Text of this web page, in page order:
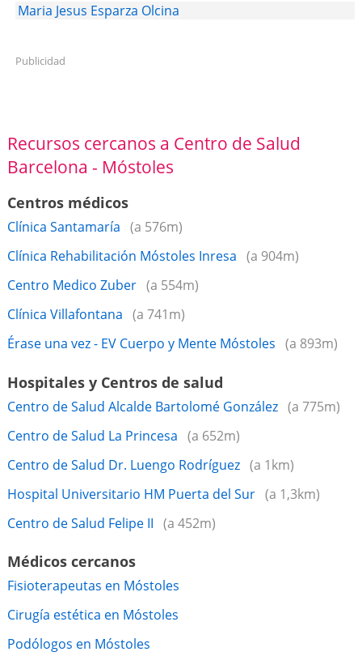
Maria Jesus Esparza Olcina
Publicidad
Recursos cercanos a Centro de Salud
Barcelona - Móstoles
Centros médicos
Clínica Santamaría (a 576m)
Clínica Rehabilitación Móstoles Inresa (a 904m)
Centro Medico Zuber (a 554m)
Clínica Villafontana (a 741m)
Érase una vez - EV Cuerpo y Mente Móstoles (a 893m)
Hospitales y Centros de salud
Centro de Salud Alcalde Bartolomé González (a 775m)
Centro de Salud La Princesa (a 652m)
Centro de Salud Dr. Luengo Rodríguez (a 1km)
Hospital Universitario HM Puerta del Sur (a 1,3km)
Centro de Salud Felipe II (a 452m)
Médicos cercanos
Fisioterapeutas en Móstoles
Cirugía estética en Móstoles
Podólogos en Móstoles